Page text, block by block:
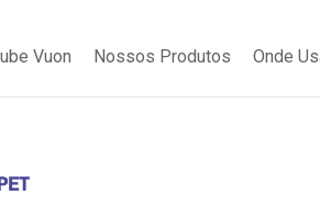
Vuon Nossos Produtos Onde